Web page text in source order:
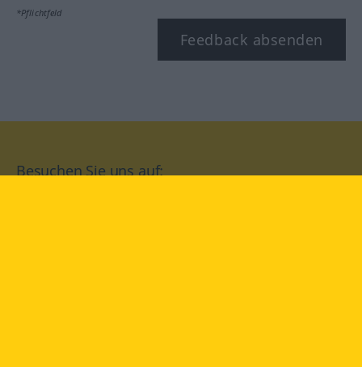
*Pflichtfeld
Feedback absenden
Besuchen Sie uns auf: